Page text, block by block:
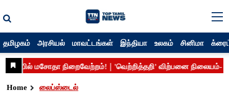
தமிழகம் அரசியல் மாவட்டங்கள் இந்தியா உலகம் சினிமா
Home லைப்ஸ்டைல்